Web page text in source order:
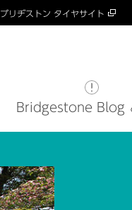
ブリヂストン タイヤサイト
Bridgestone Blog